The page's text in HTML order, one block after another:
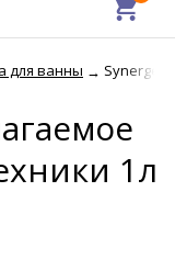
для ванны →
1л